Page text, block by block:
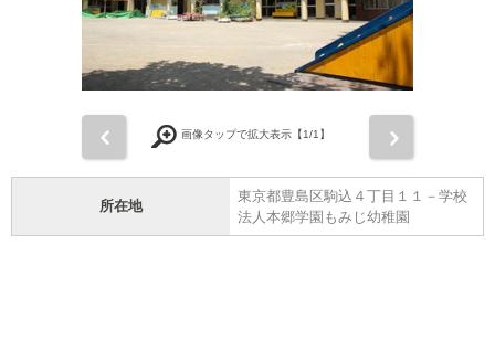
画像タップで拡大表示【1/1】
所在地
東京都豊島区駒込４丁目１１－学校
法人本郷学園もみじ幼稚園